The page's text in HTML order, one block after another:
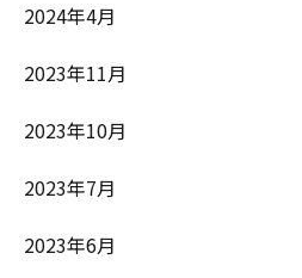
2024年4月
2023年11月
2023年10月
2023年7月
2023年6月